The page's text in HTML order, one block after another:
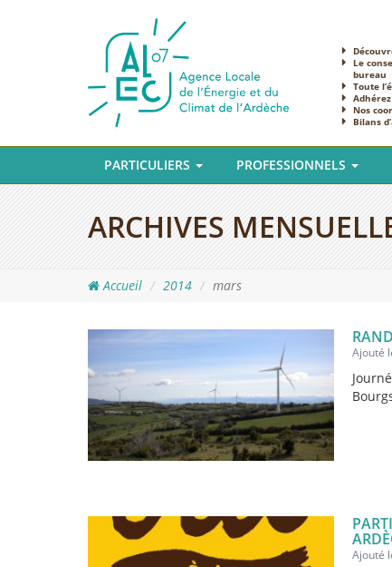
Le
bureau
Toute
Adhérez
Nos
Bilans
PARTICULIERS PROFESSIONNELS
ARCHIVES
Accueil 2014 mars
Ajouté
Ajouté